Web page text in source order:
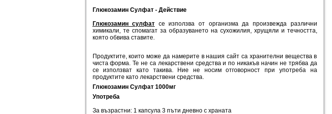
Глюкозамин Сулфат - Действие
Глюкозамин сулфат се използва от организма да произвежда различни
химикали, те спомагат за образуването на сухожилия, хрущяли и течността,
която обвива ставите.
Продуктите, които може да намерите в нашия сайт са хранителни вещества в
чиста форма. Те не са лекарствени средства и по никакъв начин не трябва да
се използват като такива. Ние не носим отговорност при употреба на
продуктите като лекарствени средства.
Глюкозамин Сулфат 1000мг
Употреба
За възрастни: 1 капсула 3 пъти дневно с храната